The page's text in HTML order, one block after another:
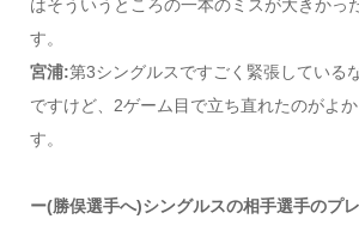
はそういうところの一本のミスが大きかっ
す。
宮浦:第3シングルスですごく緊張している
ですけど、2ゲーム目で立ち直れたのがよ
す。
ー(勝俣選手へ)シングルスの相手選手のプ